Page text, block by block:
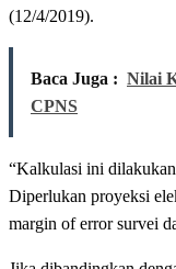
(12/4/2019).
Baca Juga : Nilai
CPNS
“Kalkulasi ini
Diperlukan proyeksi
margin of error survei